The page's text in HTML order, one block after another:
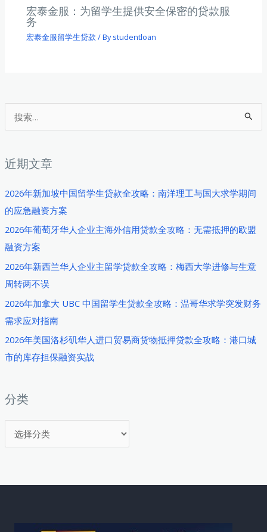
索
近期文章
2026年新加坡中国留学生贷款全攻略：南洋理工与国大求学期间
的应急融资方案
2026年葡萄牙华人企业主海外信用贷款全攻略：无需抵押的欧盟
融资方案
2026年新西兰华人企业主留学贷款全攻略：梅西大学进修与生意
周转两不误
2026年加拿大 UBC 中国留学生贷款全攻略：温哥华求学突发财务
需求应对指南
2026年美国洛杉矶华人进口贸易商货物抵押贷款全攻略：港口城
市的库存担保融资实战
分类
类
宏泰金服：为留学生提供安全保密的贷款服
务
宏泰金服留学生贷款 / Bystudentloan